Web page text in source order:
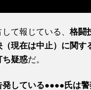
て報じている、格闘
（現在は中止）に関す
ち疑惑だ。
発している●●●●氏は